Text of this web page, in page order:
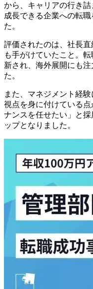
から、キャリアの行き
成長できる企業への転
た。
評価されたのは、社長
も手がけていたこと。
新され、海外展開にも
た。
また、マネジメント経
視点を身に付けている
ナンスを任せたい」と
ップとなりました。